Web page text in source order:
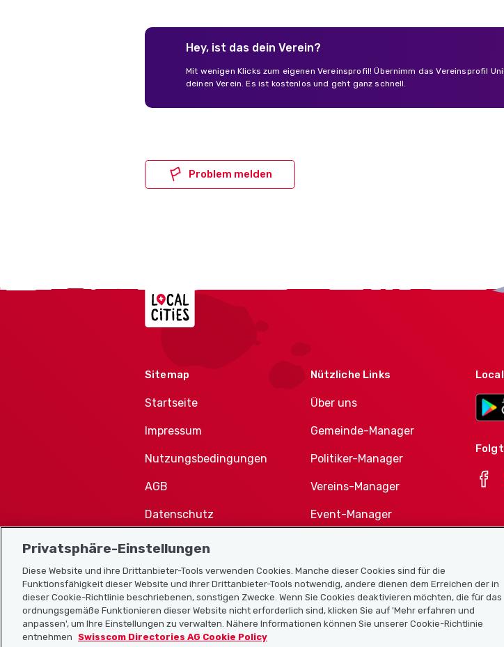
Hey, ist das dein Verein?
Mit wenigen Klicks zum eigenen Vereinsprofil! Übernimm das Vereinsprofil
deinen Verein. Es ist kostenlos und geht ganz schnell.
Problem melden
Localcities
Sitemap
Startseite
Impressum
Nutzungsbedingungen
AGB
Datenschutz
Cookie-Richtlinie
Nützliche Links
Über uns
Gemeinde-Manager
Politiker-Manager
Vereins-Manager
Event-Manager
Vereine-Produktportfolio
Privatsphäre-Einstellungen
Diese Website und ihre Drittanbieter-Tools verwenden Cookies. Manche dieser Cookies sind für die
Funktionsfähigkeit dieser Website und ihrer Drittanbieter-Tools notwendig, andere dienen dem Erreichen der in
dieser Cookie-Richtlinie beschriebenen, sonstigen Zwecke. Wenn Sie Cookies deaktivieren möchten, die für das
ordnungsgemäße Funktionieren dieser Website nicht erforderlich sind, klicken Sie auf 'Mehr erfahren und
anpassen', um Ihre Einstellungen zu verwalten. Nähere Informationen können Sie unserer Cookie-Richtlinie
entnehmen Swisscom Directories AG Cookie Policy